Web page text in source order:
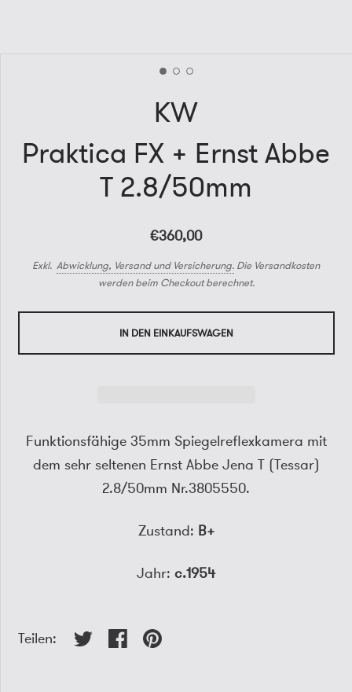
KW
Praktica FX + Ernst Abbe
T 2.8/50mm
€360,00
Exkl.Abwicklung, Versand und Versicherung. Die Versandkosten
werden beim Checkout berechnet.
IN DEN EINKAUFSWAGEN
Funktionsfähige 35mm Spiegelreflexkamera mit
dem sehr seltenen Ernst Abbe Jena T (Tessar)
2.8/50mm Nr.3805550.
Zustand: B+
Jahr:c.1954
Teilen: